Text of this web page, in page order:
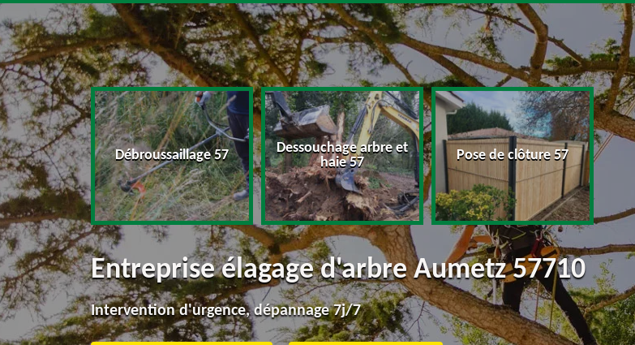
57 Débroussaillage 57
Dessouchage arbre et
haie 57
Pose de clôture 57
Entreprise élagage d'arbre Aumetz 57710
Intervention d'urgence, dépannage 7j/7